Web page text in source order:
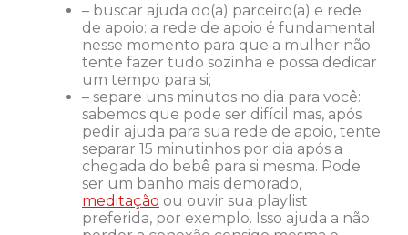
– buscar ajuda do(a) parceiro(a) e rede
de apoio: a rede de apoio é fundamental
nesse momento para que a mulher não
tente fazer tudo sozinha e possa dedicar
um tempo para si;
– separe uns minutos no dia para você:
sabemos que pode ser difícil mas, após
pedir ajuda para sua rede de apoio, tente
separar 15 minutinhos por dia após a
chegada do bebê para si mesma. Pode
ser um banho mais demorado,
meditação ou ouvir sua playlist
preferida, por exemplo. Isso ajuda a não